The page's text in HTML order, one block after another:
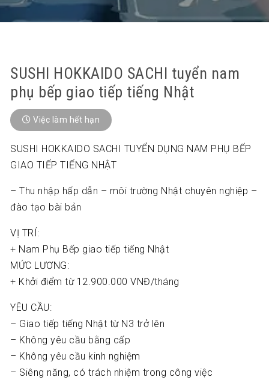
SUSHI HOKKAIDO SACHI tuyển nam
phụ bếp giao tiếp tiếng Nhật
Việc làm hết hạn
SUSHI HOKKAIDO SACHI TUYỂN DỤNG NAM PHỤ BẾP
GIAO TIẾP TIẾNG NHẬT
– Thu nhập hấp dẫn – môi trường Nhật chuyên nghiệp –
đào tạo bài bản
VỊ TRÍ:
+ Nam Phụ Bếp giao tiếp tiếng Nhật
MỨC LƯƠNG:
+ Khởi điểm từ 12.900.000 VNĐ/tháng
YÊU CẦU:
– Giao tiếp tiếng Nhật từ N3 trở lên
– Không yêu cầu bằng cấp
– Không yêu cầu kinh nghiệm
– Siêng năng, có trách nhiệm trong công việc